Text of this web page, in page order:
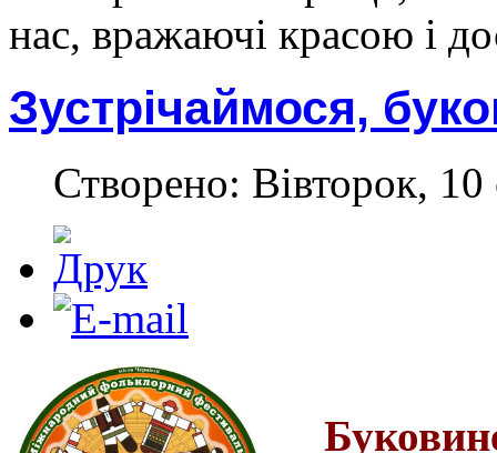
нас, вражаючі красою і
Зустрічаймося,
Створено: Вівторок,